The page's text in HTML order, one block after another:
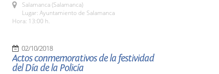
Salamanca (Salamanca)
Lugar: Ayuntamiento de Salamanca
Hora: 13:00 h.
02/10/2018
Actos conmemorativos de la festividad
del Día de la Policía